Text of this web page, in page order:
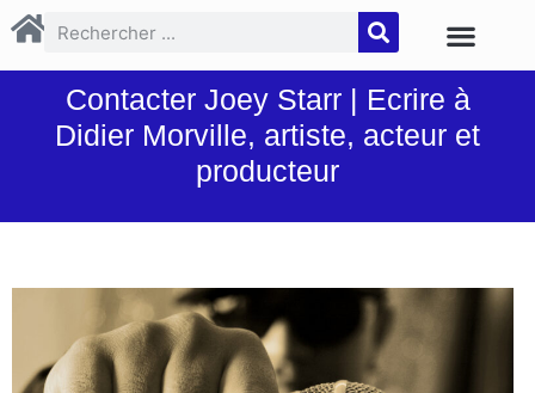
Contacter Joey Starr | Ecrire à
Didier Morville, artiste, acteur et
producteur